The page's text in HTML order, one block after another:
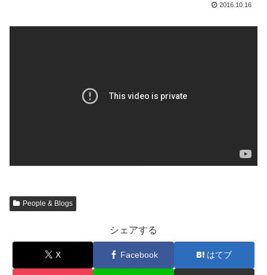
2016.10.16
People & Blogs
シェアする
X Facebook はてブ